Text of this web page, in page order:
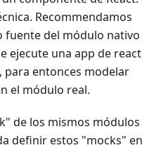
Recommendamos
fuente del módulo nativo
ejecute una app de react
para entonces modelar
el módulo real.
de los mismos módulos
definir estos "mocks" en